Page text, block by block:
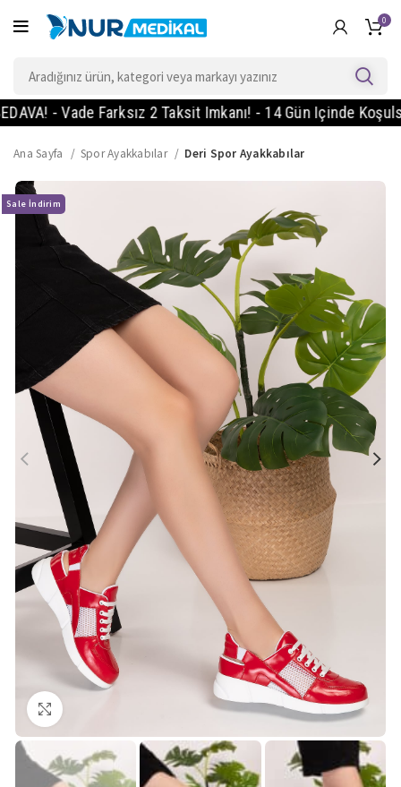
0
- Vade Farksız 2 Taksit Imkanı! - 14 Gün Içinde Koşulsuz
Ana Sayfa Spor Ayakkabılar Deri Spor Ayakkabılar
Sale